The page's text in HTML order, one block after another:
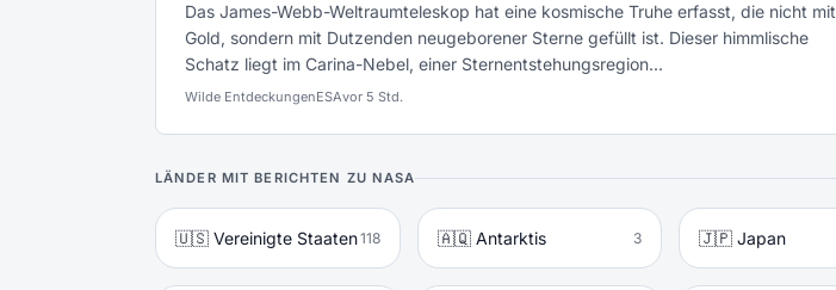
Das James-Webb-Weltraumteleskop hat eine kosmische Truhe erfasst, die nicht mit
Gold, sondern mit Dutzenden neugeborener Sterne gefüllt ist. Dieser himmlische
Schatz liegt im Carina-Nebel, einer Sternentstehungsregion...
Wilde EntdeckungenESAvor 5 Std.
LÄNDER MIT BERICHTEN ZU NASA
🇺🇸 Vereinigte Staaten118 🇦🇶 Antarktis 3 🇯🇵 Japan